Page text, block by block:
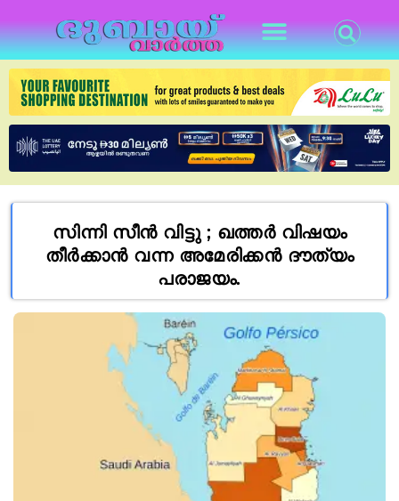
സിന്നി സീൻ വിട്ടു ; ഖത്തർ വിഷയം
തീർക്കാൻ വന്ന അമേരിക്കൻ ദൗത്യം
പരാജയം.